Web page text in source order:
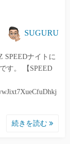
SUGURU
SPEEDナイトに
す。 【SPEED
続きを読む